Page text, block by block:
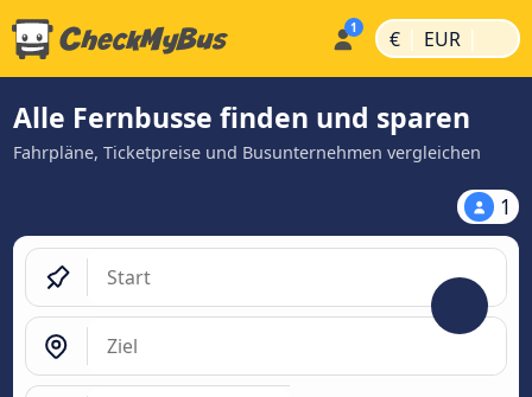
€ | EUR |
Alle Fernbusse finden und sparen
Fahrpläne, Ticketpreise und Busunternehmen vergleichen
1